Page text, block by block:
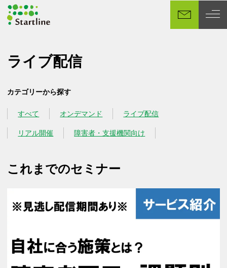
イ
へ
移
ライブ配信
カテゴリーから探す
カテゴリー
すべて
カテゴリー
オンデマンド
カテゴリー
ライブ配信
カテゴリー
リアル開催
カテゴリー
障害者・支援機関向け
これまでのセミナー